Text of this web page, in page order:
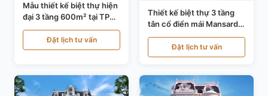
Mẫu thiết kế biệt thự hiện
đại 3 tầng 600m² tại TP
Hồ Chí Minh KT24602
Đặt lịch tư vấn
Thiết kế biệt thự 3 tầng
tân cổ điển mái Mansard
tại Thanh Hóa KT23104
Đặt lịch tư vấn